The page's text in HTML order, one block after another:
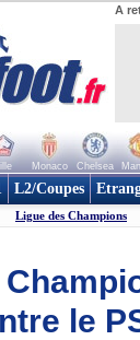
A
Monaco Chelsea
L2/Coupes
Ligue des Champions
le